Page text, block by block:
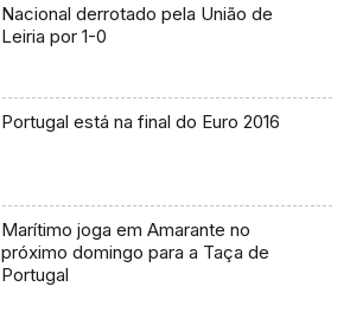
Nacional derrotado pela União de
Leiria por 1-0
Portugal está na final do Euro 2016
Marítimo joga em Amarante no
próximo domingo para a Taça de
Portugal